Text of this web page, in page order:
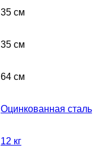
35 см
35 см
64 см
Оцинкованная сталь
12 кг